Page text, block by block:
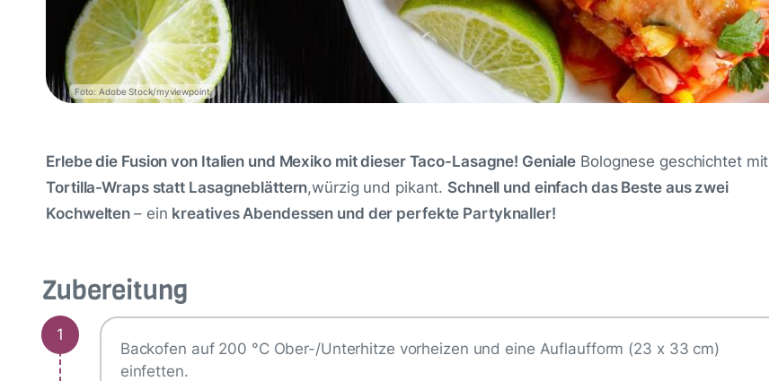
Foto: Adobe Stock/myviewpoint
Erlebe die Fusion von Italien und Mexiko mit dieser Taco-Lasagne! Geniale Bolognese geschichtet mit
Tortilla-Wraps statt Lasagneblättern,würzig und pikant. Schnell und einfach das Beste aus zwei
Kochwelten– ein kreatives Abendessen und der perfekte Partyknaller!
Zubereitung
1
Backofen auf 200 °C Ober-/Unterhitze vorheizen und eine Auflaufform (23 x 33 cm)
einfetten.